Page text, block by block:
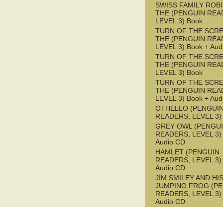
SWISS FAMILY
THE (PENGUIN
LEVEL 3) Book
TURN OF THE
THE (PENGUIN
LEVEL 3) Book +
TURN OF THE
THE (PENGUIN
LEVEL 3) Book
TURN OF THE
THE (PENGUIN
LEVEL 3) Book +
OTHELLO
READERS, LEVEL
GREY OWL
READERS, LEVEL
Audio CD
HAMLET (PENGUIN
READERS, LEVEL
Audio CD
JIM SMILEY AND HIS
JUMPING FROG
READERS, LEVEL
Audio CD